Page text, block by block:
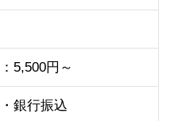
5,500円～
銀行振込